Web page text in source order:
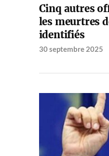
Cinq autres
les meurtres
identifiés
30 septembre 2025